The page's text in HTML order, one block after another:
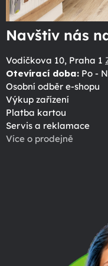
Navštiv nás
Vodičkova 10, Praha 1
Otevírací doba: Po -
Osobní odběr e-shopu
Výkup zařízení
Platba kartou
Servis a reklamace
Více o prodejně